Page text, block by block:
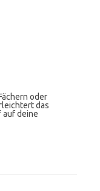
oder
das
deine